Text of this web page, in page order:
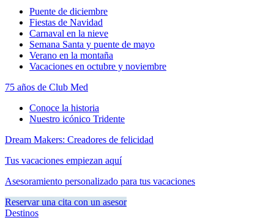
Puente de diciembre
Fiestas de Navidad
Carnaval en la nieve
Semana Santa y puente de mayo
Verano en la montaña
Vacaciones en octubre y noviembre
75 años de Club Med
Conoce la historia
Nuestro icónico Tridente
Dream Makers: Creadores de felicidad
Tus vacaciones empiezan aquí
Asesoramiento personalizado para tus vacaciones
Reservar una cita con un asesor
Destinos